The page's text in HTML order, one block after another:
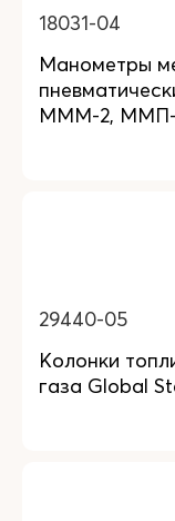
18031-04
Манометры
МММ-2,
29440-05
Колонки
газа Global